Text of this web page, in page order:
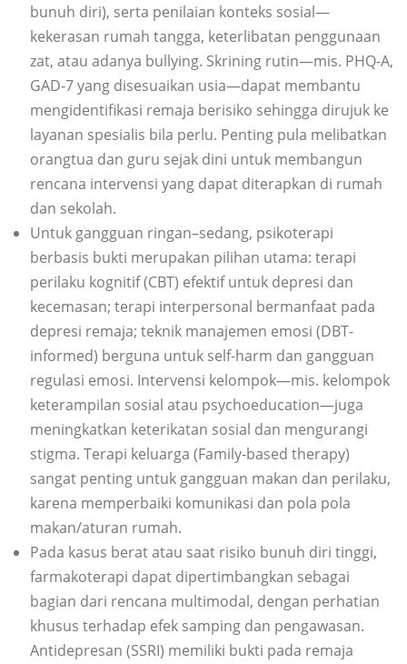
bunuh diri), serta penilaian konteks sosial—
kekerasan rumah tangga, keterlibatan penggunaan
zat, atau adanya bullying. Skrining rutin—mis. PHQ-A,
GAD-7 yang disesuaikan usia—dapat membantu
mengidentifikasi remaja berisiko sehingga dirujuk ke
layanan spesialis bila perlu. Penting pula melibatkan
orangtua dan guru sejak dini untuk membangun
rencana intervensi yang dapat diterapkan di rumah
dan sekolah.
Untuk gangguan ringan–sedang, psikoterapi
berbasis bukti merupakan pilihan utama: terapi
perilaku kognitif (CBT) efektif untuk depresi dan
kecemasan; terapi interpersonal bermanfaat pada
depresi remaja; teknik manajemen emosi (DBT-
informed) berguna untuk self-harm dan gangguan
regulasi emosi. Intervensi kelompok—mis. kelompok
keterampilan sosial atau psychoeducation—juga
meningkatkan keterikatan sosial dan mengurangi
stigma. Terapi keluarga (Family-based therapy)
sangat penting untuk gangguan makan dan perilaku,
karena memperbaiki komunikasi dan pola pola
makan/aturan rumah.
Pada kasus berat atau saat risiko bunuh diri tinggi,
farmakoterapi dapat dipertimbangkan sebagai
bagian dari rencana multimodal, dengan perhatian
khusus terhadap efek samping dan pengawasan.
Antidepresan (SSRI) memiliki bukti pada remaja